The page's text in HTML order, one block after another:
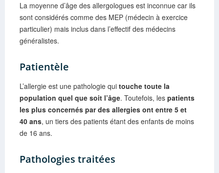
La moyenne d’âge des allergologues est inconnue car ils
sont considérés comme des MEP (médecin à exercice
particulier) mais inclus dans l’effectif des médecins
généralistes.
Patientèle
L’allergie est une pathologie qui touche toute la
population quel que soit l’âge. Toutefois, les patients
les plus concernés par des allergies ont entre 5 et
40 ans, un tiers des patients étant des enfants de moins
de 16 ans.
Pathologies traitées